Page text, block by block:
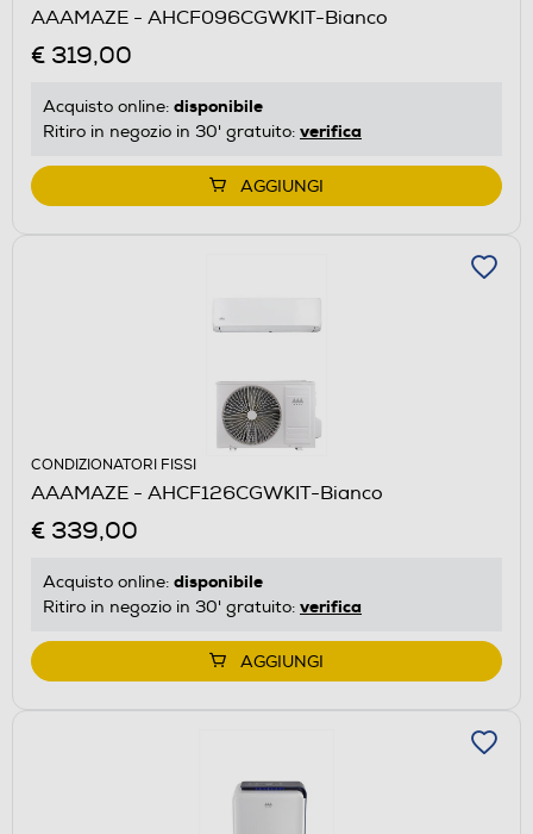
AAAMAZE - AHCF096CGWKIT-Bianco
€ 319,00
Acquisto online: disponibile
Ritiro in negozio in 30' gratuito: verifica
AGGIUNGI
CONDIZIONATORI FISSI
AAAMAZE - AHCF126CGWKIT-Bianco
€ 339,00
Acquisto online: disponibile
Ritiro in negozio in 30' gratuito: verifica
AGGIUNGI